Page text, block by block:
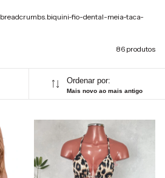
breadcrumbs.biquini-fio-dental-meia-taca-
86 produtos
Ordenar por:
Mais novo ao mais antigo